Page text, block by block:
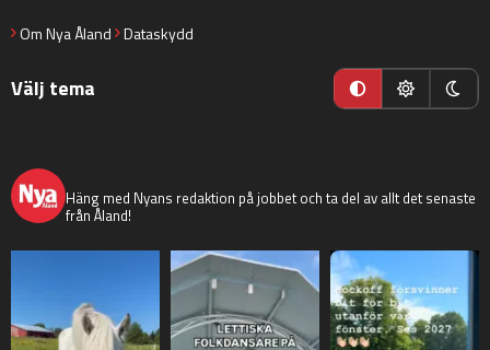
Om Nya Åland Dataskydd
Välj tema
Häng med Nyans redaktion på jobbet och ta del av allt det senaste
från Åland!